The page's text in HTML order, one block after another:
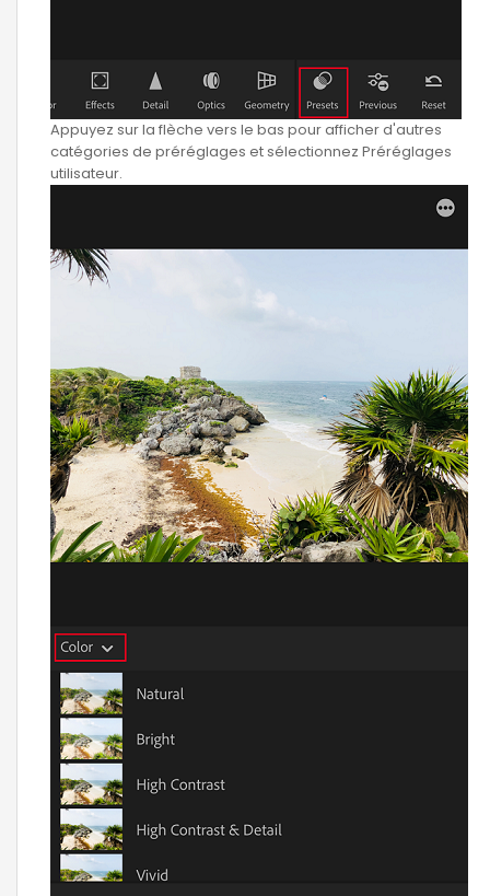
Appuyez sur la flèche vers le bas pour afficher d'autres
catégories de préréglages et sélectionnez Préréglages
utilisateur.